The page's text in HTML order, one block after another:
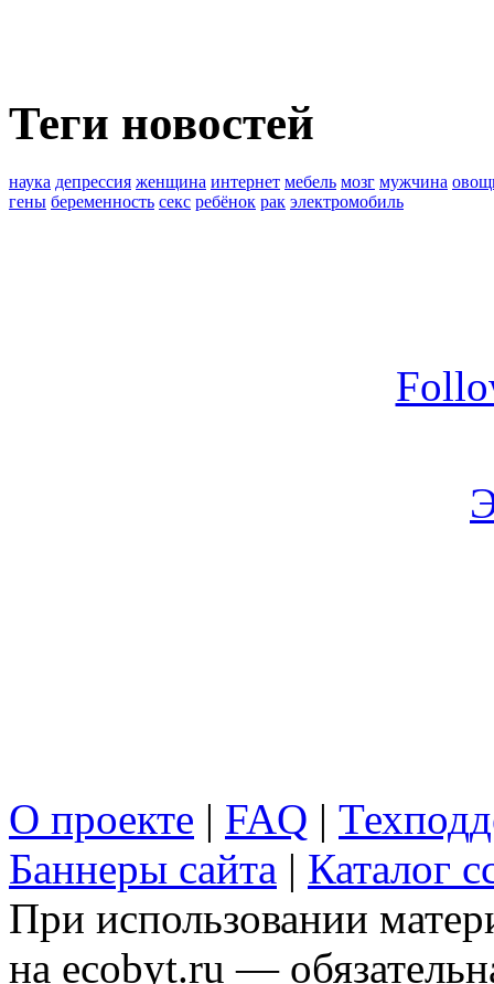
Теги новостей
наука депрессия женщина интернет мебель мозг мужчина
гены беременность секс ребёнок рак электромобиль
О проекте | FAQ |
Баннеры сайта | Каталог
При использовании
на ecobyt.ru —